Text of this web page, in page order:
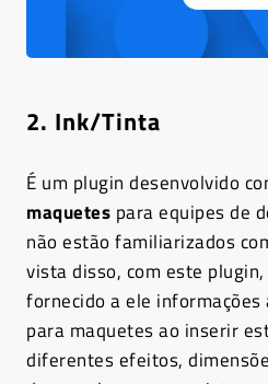
2. Ink/Tinta
É um plugin desenvolvido
maquetes para equipes de
não estão familiarizados
vista disso, com este
fornecido a ele
para maquetes ao inserir
diferentes efeitos,